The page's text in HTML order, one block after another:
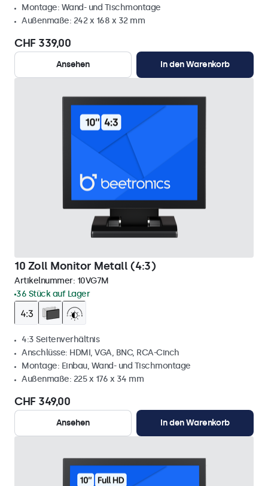
Montage: Wand- und Tischmontage
Außenmaße: 242 x 168 x 32 mm
CHF 339,00
Ansehen In den Warenkorb
10 Zoll Monitor Metall (4:3)
Artikelnummer: 10VG7M
36 Stück auf Lager
4:3 Seitenverhältnis
Anschlüsse: HDMI, VGA, BNC, RCA-Cinch
Montage: Einbau, Wand- und Tischmontage
Außenmaße: 225 x 176 x 34 mm
CHF 349,00
Ansehen In den Warenkorb